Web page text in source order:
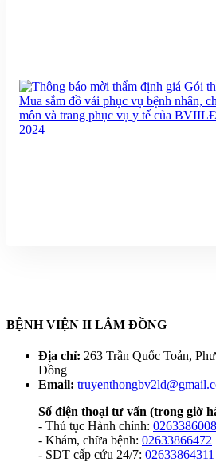
BỆNH VIỆN II LÂM ĐỒNG
Địa chỉ: 263 Trần Quốc Toản,
Đồng
Email:
Số điện thoại tư vấn (trong giờ
- Thủ tục Hành chính:
- Khám, chữa bệnh: 02633866472
- SDT cấp cứu 24/7: 02633864311